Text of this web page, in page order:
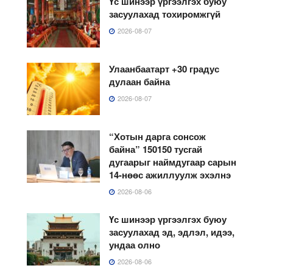
засуулахад тохиромжгүй
2026-08-07
Улаанбаатарт +30 градус
дулаан байна
2026-08-07
“Хотын дарга сонсож
байна” 150150 тусгай
дугаарыг наймдугаар сарын
14-нөөс ажиллуулж эхэлнэ
2026-08-06
Үс шинээр үргээлгэх буюу
засуулахад эд, эдлэл, идээ,
ундаа олно
2026-08-06